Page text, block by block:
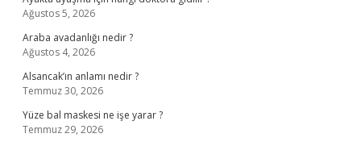
Ağustos 5, 2026
Araba avadanlığı nedir ?
Ağustos 4, 2026
Alsancak’ın anlamı nedir ?
Temmuz 30, 2026
Yüze bal maskesi ne işe yarar ?
Temmuz 29, 2026